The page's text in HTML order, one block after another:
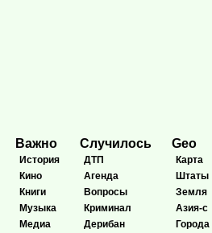
Важно
История
Кино
Книги
Музыка
Медиа
Случилось
ДТП
Агенда
Вопросы
Криминал
Дерибан
Geo
Карта
Штаты
Земля
Азия-с
Города